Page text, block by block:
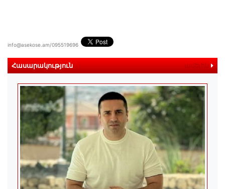
info@asekose.am/095519696
Հասարակություն ավելին